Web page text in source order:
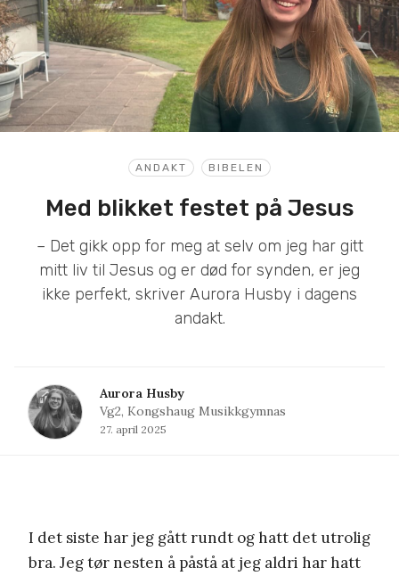
ANDAKT BIBELEN
Med blikket festet på Jesus
– Det gikk opp for meg at selv om jeg har gitt
mitt liv til Jesus og er død for synden, er jeg
ikke perfekt, skriver Aurora Husby i dagens
andakt.
Aurora Husby
Vg2, Kongshaug Musikkgymnas
27. april 2025
I det siste har jeg gått rundt og hatt det utrolig
bra. Jeg tør nesten å påstå at jeg aldri har hatt